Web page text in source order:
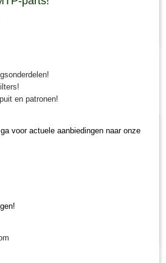
en patronen!
voor actuele aanbiedingen naar onze